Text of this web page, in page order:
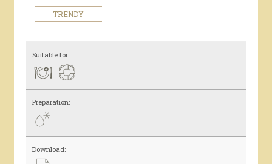
TRENDY
Suitable for:
Preparation:
Download: